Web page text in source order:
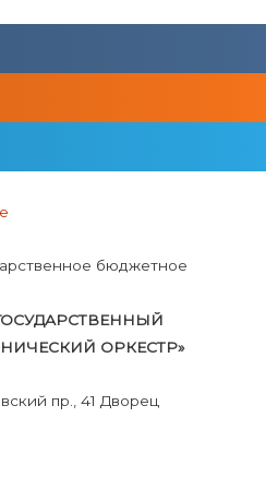
бюджетное
ОРКЕСТР»
пр., 41 Дворец